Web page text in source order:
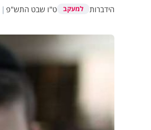
הידברות למעקב ט"ו שבט התש"פ |